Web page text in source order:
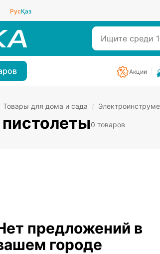
РусҚаз
Акции
Товары для дома и сада /
0 товаров
предложений в
городе